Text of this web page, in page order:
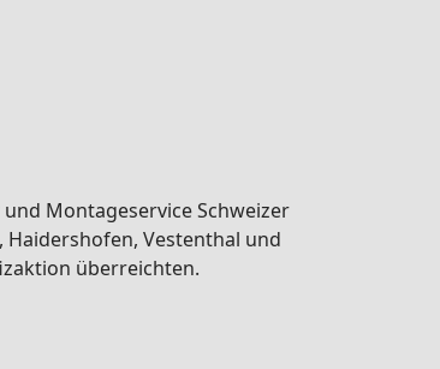
Montageservice Schweizer
Haidershofen, Vestenthal und
überreichten.